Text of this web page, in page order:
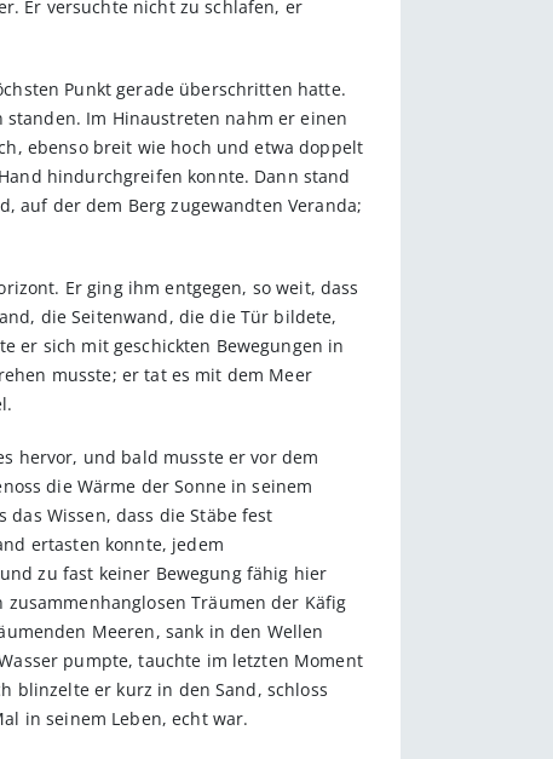
Er versuchte nicht zu schlafen, er
Punkt gerade überschritten hatte.
Im Hinaustreten nahm er einen
ebenso breit wie hoch und etwa doppelt
hindurchgreifen konnte. Dann stand
auf der dem Berg zugewandten Veranda;
Er ging ihm entgegen, so weit, dass
die Seitenwand, die die Tür bildete,
er sich mit geschickten Bewegungen in
musste; er tat es mit dem Meer
hervor, und bald musste er vor dem
die Wärme der Sonne in seinem
Wissen, dass die Stäbe fest
ertasten konnte, jedem
zu fast keiner Bewegung fähig hier
Träumen der Käfig
Meeren, sank in den Wellen
pumpte, tauchte im letzten Moment
blinzelte er kurz in den Sand, schloss
in seinem Leben, echt war.